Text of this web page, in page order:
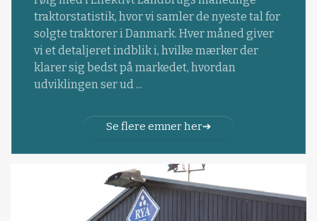
traktorstatistik, hvor vi samler de nyeste tal for
solgte traktorer i Danmark. Hver måned giver
vi et detaljeret indblik i, hvilke mærker der
klarer sig bedst på markedet, hvordan
udviklingen ser ud ...
Se flere emner her